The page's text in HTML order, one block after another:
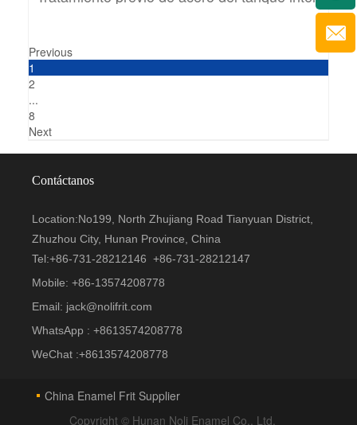
Previous
1
2
...
8
Next
Contáctanos
Location:No199, North Zhujiang Road Tianyuan District,
Zhuzhou City, Hunan Province, China
Tel:+86-731-28212146 +86-731-28212147
Mobile: +86-13574208778
Email: jack@nolifrit.com
WhatsApp : +8613574208778
WeChat :+8613574208778
China Enamel Frit Supplier
Copyright © Hunan Noli Enamel Co., Ltd.